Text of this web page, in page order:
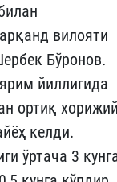
вилояти
Бўронов.
йиллигида
ортиқ
келди.
ўртача 3